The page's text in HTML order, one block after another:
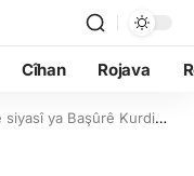
Cîhan Rojava
Başûrê Kurdistanê bûye hevkarê Tirkiyeyê’